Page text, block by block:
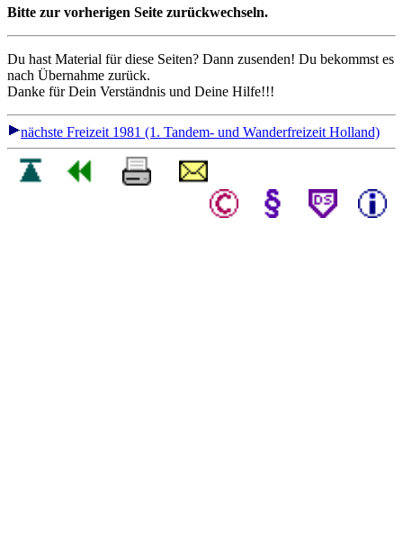
Bitte zur vorherigen Seite zurückwechseln.
Du hast Material für diese Seiten? Dann zusenden! Du bekommst es
nach Übernahme zurück.
Danke für Dein Verständnis und Deine Hilfe!!!
nächste Freizeit 1981 (1. Tandem- und Wanderfreizeit Holland)